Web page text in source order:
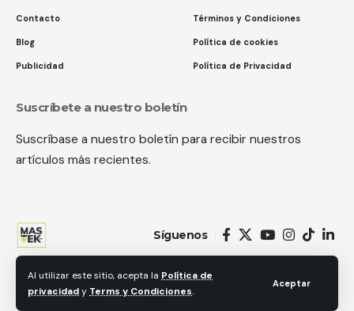
Al utilizar este sitio, acepta la Política de
privacidady Terms y Condiciones.
Aceptar
Contacto
Blog
Publicidad
Términos y Condiciones
Política de cookies
Política de Privacidad
Suscríbete a nuestro boletín
Suscríbase a nuestro boletín para recibir nuestros
artículos más recientes.
Síguenos
© 2018 MastekHw Service International. LLc. Todos los derechos
reservados.